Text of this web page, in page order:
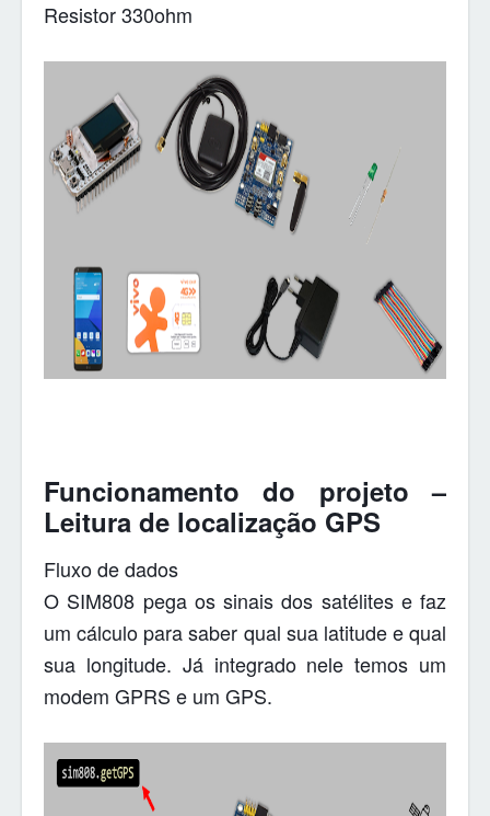
Resistor 330ohm
Funcionamento do projeto –
Leitura de localização GPS
Fluxo de dados
O SIM808 pega os sinais dos satélites e faz
um cálculo para saber qual sua latitude e qual
sua longitude. Já integrado nele temos um
modem GPRS e um GPS.